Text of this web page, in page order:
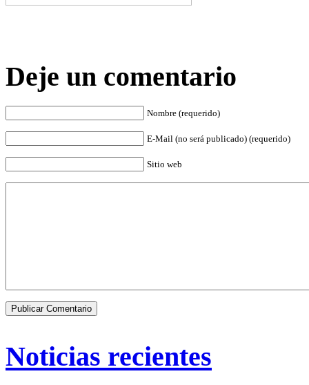
Deje un comentario
Nombre (requerido)
E-Mail (no será publicado) (requerido)
Sitio web
Noticias recientes